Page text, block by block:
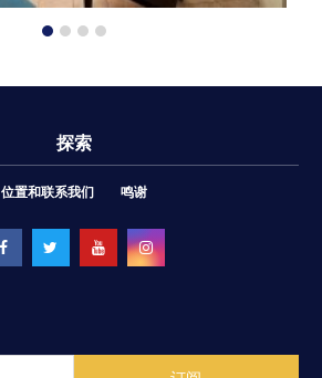
探索
位置和联系我们 鸣谢